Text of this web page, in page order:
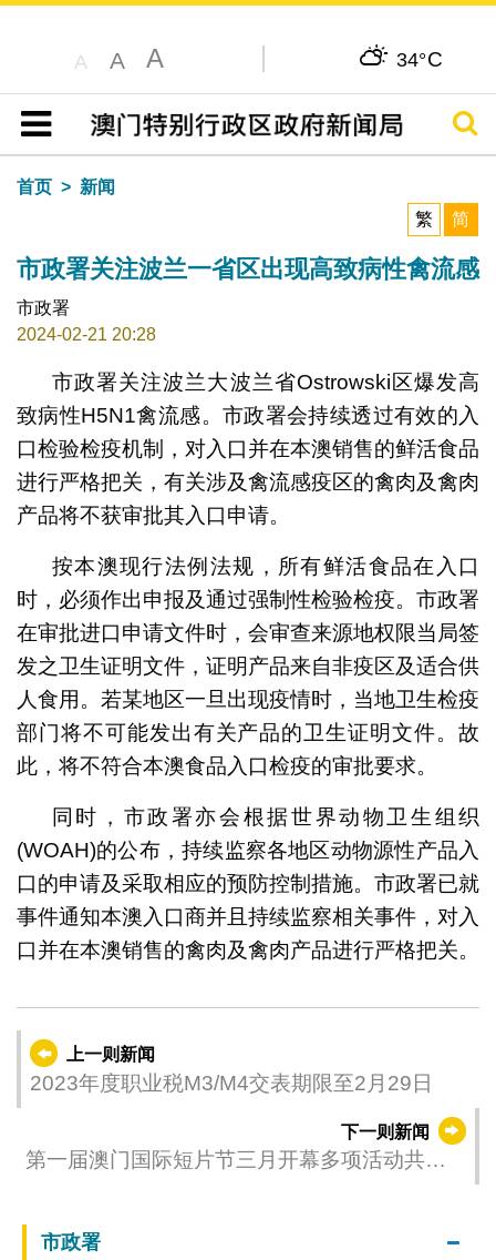
A A A 34°C
目录
搜寻
首页
新闻
繁
简
市政署关注波兰一省区出现高致病性禽流感
市政署
2024-02-21 20:28
市政署关注波兰大波兰省Ostrowski区爆发高
致病性H5N1禽流感。市政署会持续透过有效的入
口检验检疫机制，对入口并在本澳销售的鲜活食品
进行严格把关，有关涉及禽流感疫区的禽肉及禽肉
产品将不获审批其入口申请。
按本澳现行法例法规，所有鲜活食品在入口
时，必须作出申报及通过强制性检验检疫。市政署
在审批进口申请文件时，会审查来源地权限当局签
发之卫生证明文件，证明产品来自非疫区及适合供
人食用。若某地区一旦出现疫情时，当地卫生检疫
部门将不可能发出有关产品的卫生证明文件。故
此，将不符合本澳食品入口检疫的审批要求。
同时，市政署亦会根据世界动物卫生组织
(WOAH)的公布，持续监察各地区动物源性产品入
口的申请及采取相应的预防控制措施。市政署已就
事件通知本澳入口商并且持续监察相关事件，对入
口并在本澳销售的禽肉及禽肉产品进行严格把关。
上一则新闻
2023年度职业税M3/M4交表期限至2月29日
下一则新闻
第一届澳门国际短片节三月开幕多项活动共显
市政署